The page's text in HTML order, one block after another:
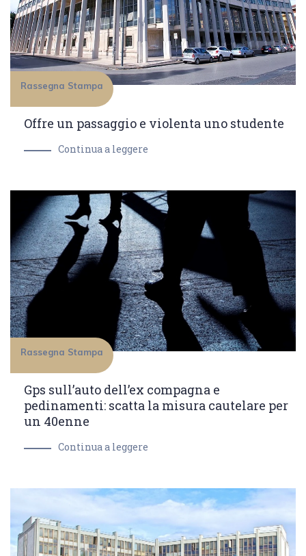
Rassegna Stampa
Offre un passaggio e violenta uno studente
Continua a leggere
Rassegna Stampa
Gps sull’auto dell’ex compagna e
pedinamenti: scatta la misura cautelare per
un 40enne
Continua a leggere